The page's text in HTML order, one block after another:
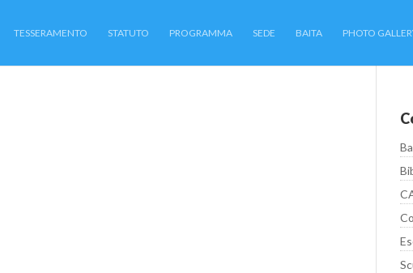
TESSERAMENTO STATUTO PROGRAMMA SEDE BAITA PHOTO